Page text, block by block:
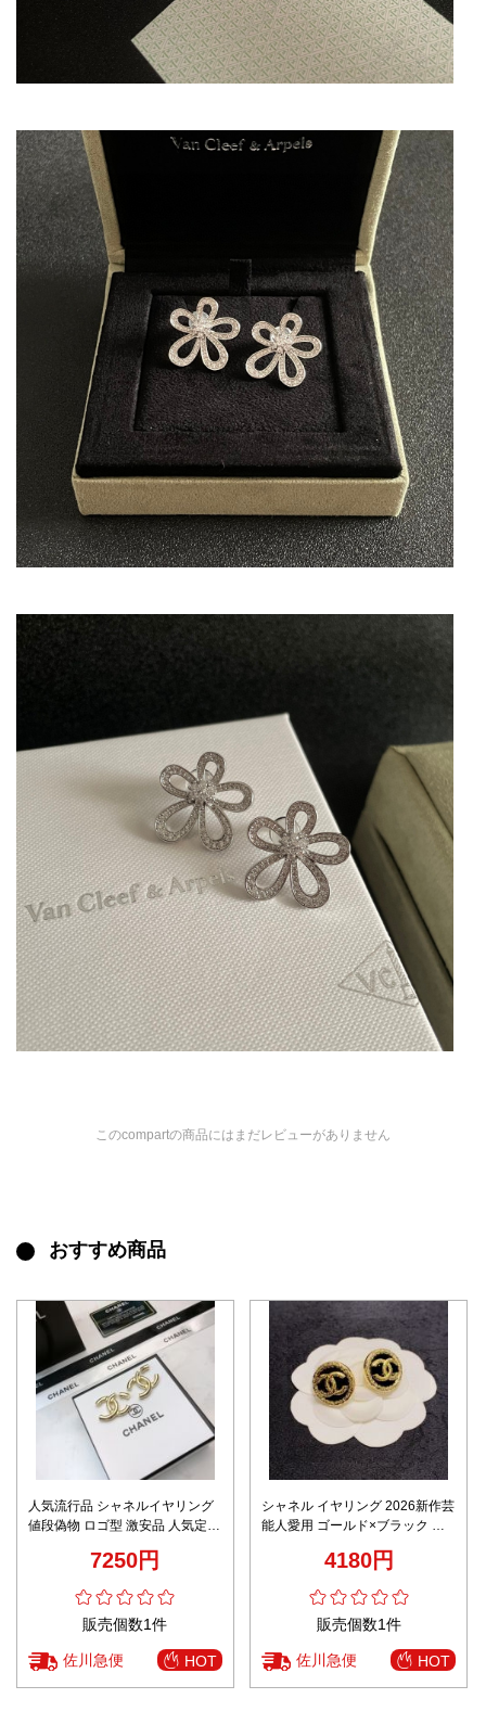
このcompartの商品にはまだレビューがありません
おすすめ商品
人気流行品 シャネルイヤリング
値段偽物 ロゴ型 激安品 人気定番
7250円
販売個数1件
佐川急便 HOT
シャネル イヤリング 2026新作芸
能人愛用 ゴールド×ブラック 高
4180円
販売個数1件
佐川急便 HOT